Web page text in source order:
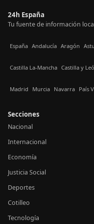
24h España
Tu fuente de información
España Andalucía Aragón
Castilla La-Mancha Castilla y
Madrid Murcia Navarra País
Secciones
Nacional
Internacional
Economía
Justicia Social
Deportes
Cotilleo
Tecnología